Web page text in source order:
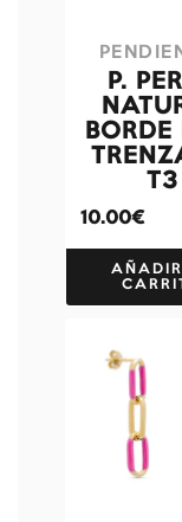
P.
BORDE
T3
10.00€